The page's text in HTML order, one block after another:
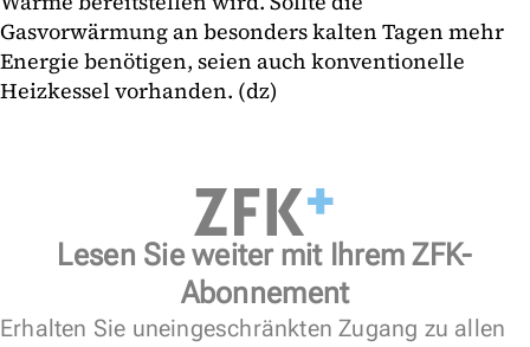
Gasvorwärmung an besonders kalten Tagen mehr
Energie benötigen, seien auch konventionelle
Heizkessel vorhanden. (dz)
Lesen Sie weiter mit Ihrem ZFK-
Abonnement
Erhalten Sie uneingeschränkten Zugang zu allen